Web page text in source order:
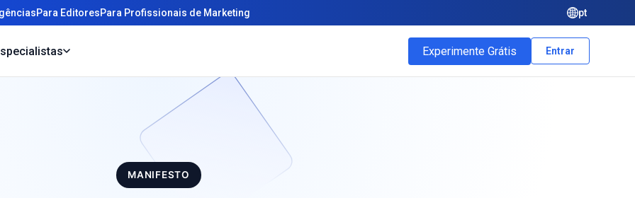
Para EditoresPara Profissionais de Marketing pt
Experimente Grátis Entrar
MANIFESTO